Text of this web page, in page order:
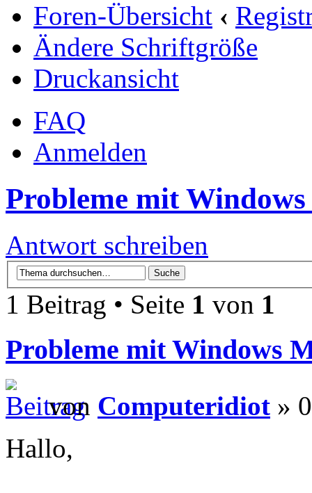
Foren-Übersicht ‹
Ändere Schriftgröße
Druckansicht
FAQ
Anmelden
Probleme mit
Antwort schreiben
1 Beitrag • Seite 1 von 1
Probleme mit Windows
von Computeridiot »
Hallo,